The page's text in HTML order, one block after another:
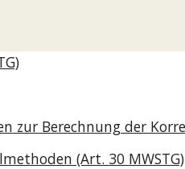
zur Berechnung der
(Art. 30 MWSTG)